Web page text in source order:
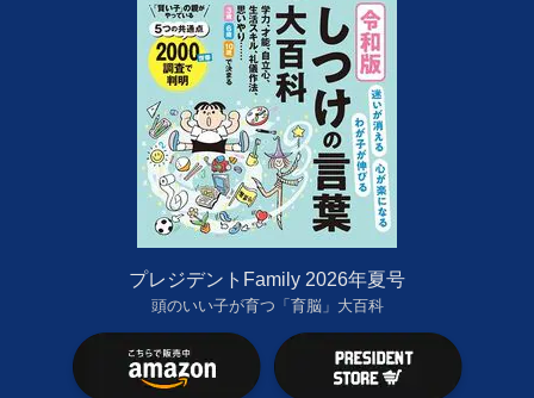
プレジデントFamily 2026年夏号
頭のいい子が育つ「育脳」大百科